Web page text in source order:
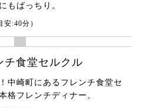
もばっちり。
安:40分）
チ食堂セルクル
中崎町にあるフレンチ食堂セ
格フレンチディナー。